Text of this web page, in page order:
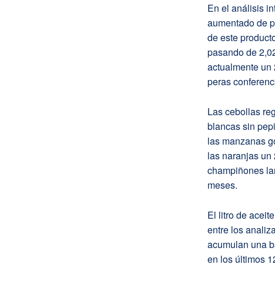
En el análisis
aumentado de
de este
pasando de
actualmente un
peras
Las cebollas
blancas sin
las manzanas
las naranjas un
champiñones
meses.
El litro de
entre los
acumulan una
en los últimos